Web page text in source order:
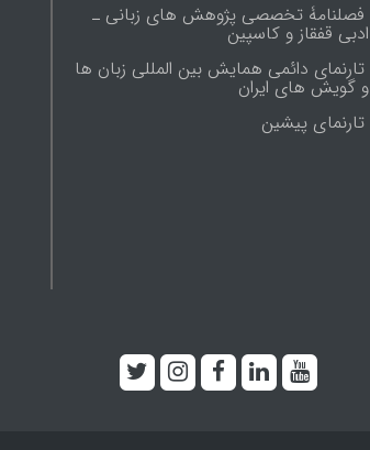
فصلنامۀ تخصصی پژوهش های زبانی ـ
ادبی قفقاز و کاسپین
تارنمای دائمی همایش بین المللی زبان ها
و گویش های ایران
تارنماى پيشين